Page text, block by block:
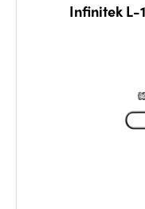
Infinitek L-